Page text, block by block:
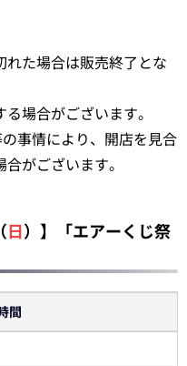
た場合は販売終了とな
場合がございます。
事情により、開店を見合
がございます。
日）】「エアーくじ祭
間